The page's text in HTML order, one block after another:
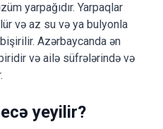
yarpağıdır. Yarpaqlar
və az su və ya bulyonla
Azərbaycanda ən
və ailə süfrələrində və
yeyilir?